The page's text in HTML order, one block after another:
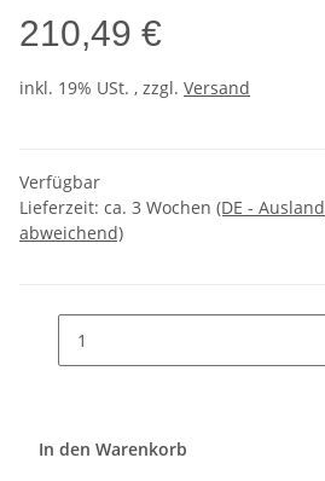
210,49 €
inkl. 19% USt. , zzgl. Versand
Verfügbar
Lieferzeit: ca. 3 Wochen (DE - Ausland
abweichend)
In den Warenkorb